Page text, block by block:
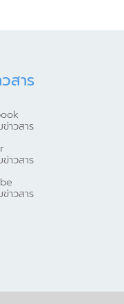
สาร
าวสาร
าวสาร
าวสาร